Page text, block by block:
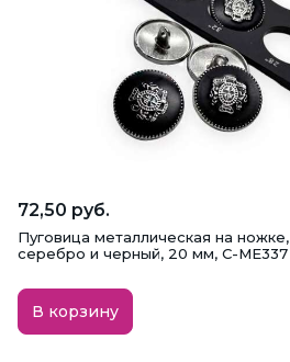
72,50 руб.
Пуговица металлическая на ножке,
серебро и черный, 20 мм, С-МЕ337
В корзину